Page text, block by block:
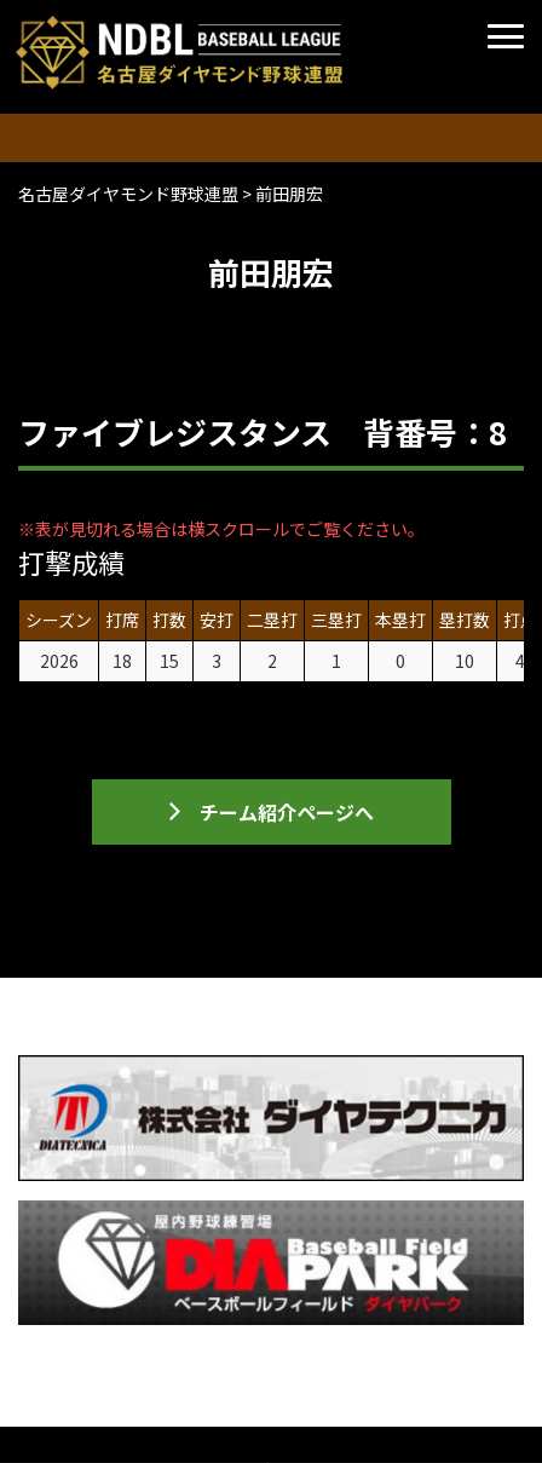
名古屋ダイヤモンド野球連盟 > 前田朋宏
前田朋宏
ファイブレジスタンス 背番号：8
打撃成績
シーズン 打席 打数 安打 二塁打 三塁打 本塁打 塁打数 打点
2026
18 15 3 2 1 0 10 4
チーム紹介ページへ